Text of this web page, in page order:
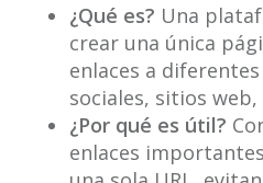
¿Qué es? Una
crear una única
enlaces a
sociales, sitios
¿Por qué es útil?
enlaces